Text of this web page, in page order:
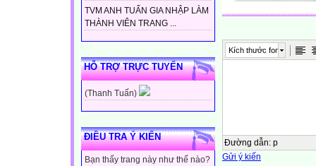
TVM ANH TUẤN GIA NHẬP LÀM
THÀNH VIÊN TRANG ...
HỖ TRỢ TRỰC TUYẾN
(Thanh Tuấn)
ĐIỀU TRA Ý KIẾN
Bạn thấy trang này như thế nào?
Kích thước font
Đường dẫn: p
Gửi ý kiến